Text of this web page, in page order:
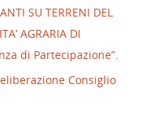
SU TERRENI DEL
AGRARIA DI
di Partecipazione”.
Consiglio